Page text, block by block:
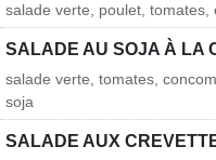
salade verte, poulet,
SALADE AU SOJA À LA
salade verte, tomates,
soja
SALADE AUX